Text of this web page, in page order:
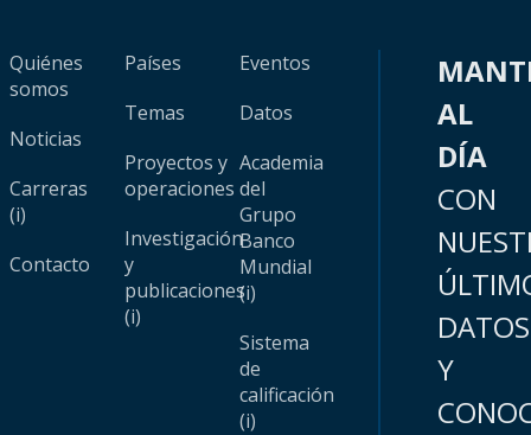
Quiénes
somos
Noticias
Carreras
(i)
Contacto
Países
Temas
Proyectos y
operaciones
Investigación
y
publicaciones
(i)
Eventos
Datos
Academia
del
Grupo
Banco
Mundial
(i)
Sistema
de
calificación
(i)
AL
DÍA
CON
DATOS
Y